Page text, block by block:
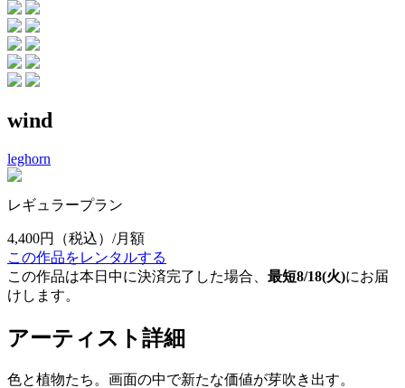
wind
leghorn
レギュラープラン
4,400円
（税込）/月額
この作品をレンタルする
この作品は本日中に決済完了した場合、 最短8/18(火)にお届
けします。
アーティスト詳細
色と植物たち。画面の中で新たな価値が芽吹き出す。